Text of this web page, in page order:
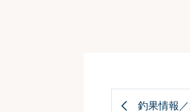
釣果情報